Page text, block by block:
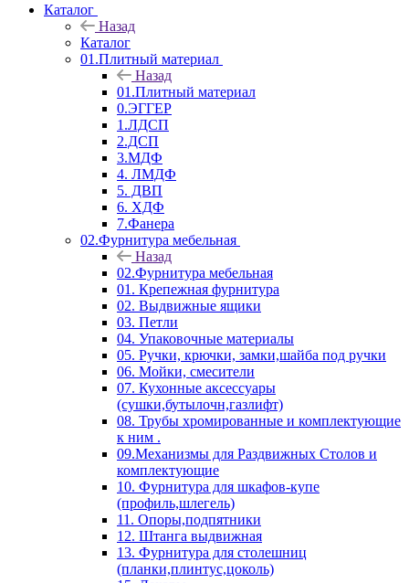
Каталог
Назад
Каталог
01.Плитный материал
Назад
01.Плитный материал
0.ЭГГЕР
1.ЛДСП
2.ДСП
3.МДФ
4. ЛМДФ
5. ДВП
6. ХДФ
7.Фанера
02.Фурнитура мебельная
Назад
02.Фурнитура мебельная
01. Крепежная фурнитура
02. Выдвижные ящики
03. Петли
04. Упаковочные материалы
05. Ручки, крючки, замки,шайба под ручки
06. Мойки, смесители
07. Кухонные аксессуары
(сушки,бутылочн,газлифт)
08. Трубы хромированные и комплектующие
к ним .
09.Механизмы для Раздвижных Столов и
комплектующие
10. Фурнитура для шкафов-купе
(профиль,шлегель)
11. Опоры,подпятники
12. Штанга выдвижная
13. Фурнитура для столешниц
(планки,плинтус,цоколь)